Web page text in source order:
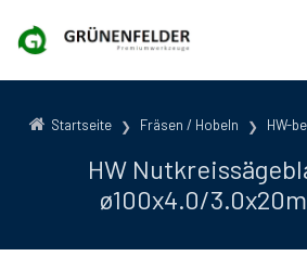
Startseite Fräsen / Hobeln HW-
HW
ø100x4.0/